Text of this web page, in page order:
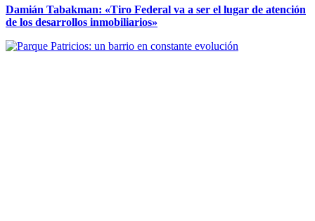
Damián Tabakman: «Tiro Federal va a ser el lugar de atención
de los desarrollos inmobiliarios»